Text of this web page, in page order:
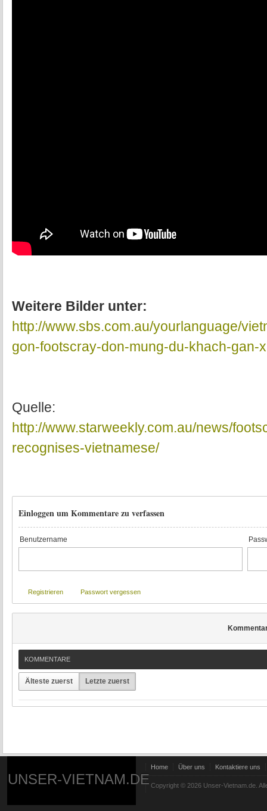
Weitere Bilder unter:
http://www.sbs.com.au/yourlanguage/
gon-footscray-don-mung-du-khach-gan-
Quelle:
http://www.starweekly.com.au/news/
recognises-vietnamese/
Einloggen um Kommentare zu verfassen
Benutzername
Registrieren Passwort vergessen
KOMMENTARE
Älteste zuerst Letzte zuerst
UNSER-VIETNAM.DE
Home Über uns Kontaktiere uns
Copyright © 2026 Unser-Vietnam.de.